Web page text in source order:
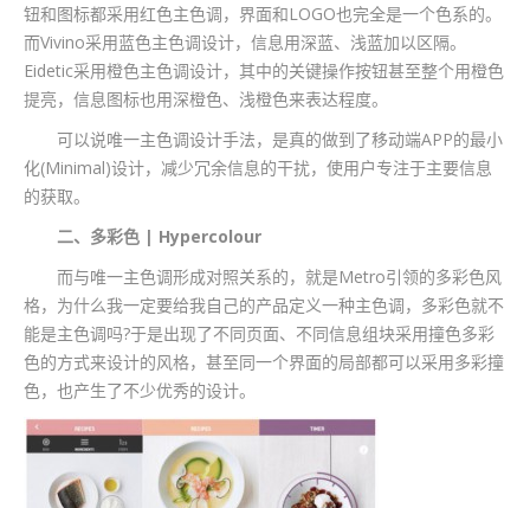
钮和图标都采用红色主色调，界面和LOGO也完全是一个色系的。
而Vivino采用蓝色主色调设计，信息用深蓝、浅蓝加以区隔。
Eidetic采用橙色主色调设计，其中的关键操作按钮甚至整个用橙色
提亮，信息图标也用深橙色、浅橙色来表达程度。
可以说唯一主色调设计手法，是真的做到了移动端APP的最小
化(Minimal)设计，减少冗余信息的干扰，使用户专注于主要信息
的获取。
二、多彩色 | Hypercolour
而与唯一主色调形成对照关系的，就是Metro引领的多彩色风
格，为什么我一定要给我自己的产品定义一种主色调，多彩色就不
能是主色调吗?于是出现了不同页面、不同信息组块采用撞色多彩
色的方式来设计的风格，甚至同一个界面的局部都可以采用多彩撞
色，也产生了不少优秀的设计。